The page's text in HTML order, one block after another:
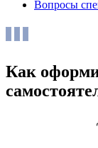
Вопросы
Как